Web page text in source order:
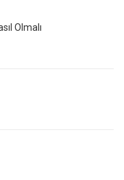
Olmalı